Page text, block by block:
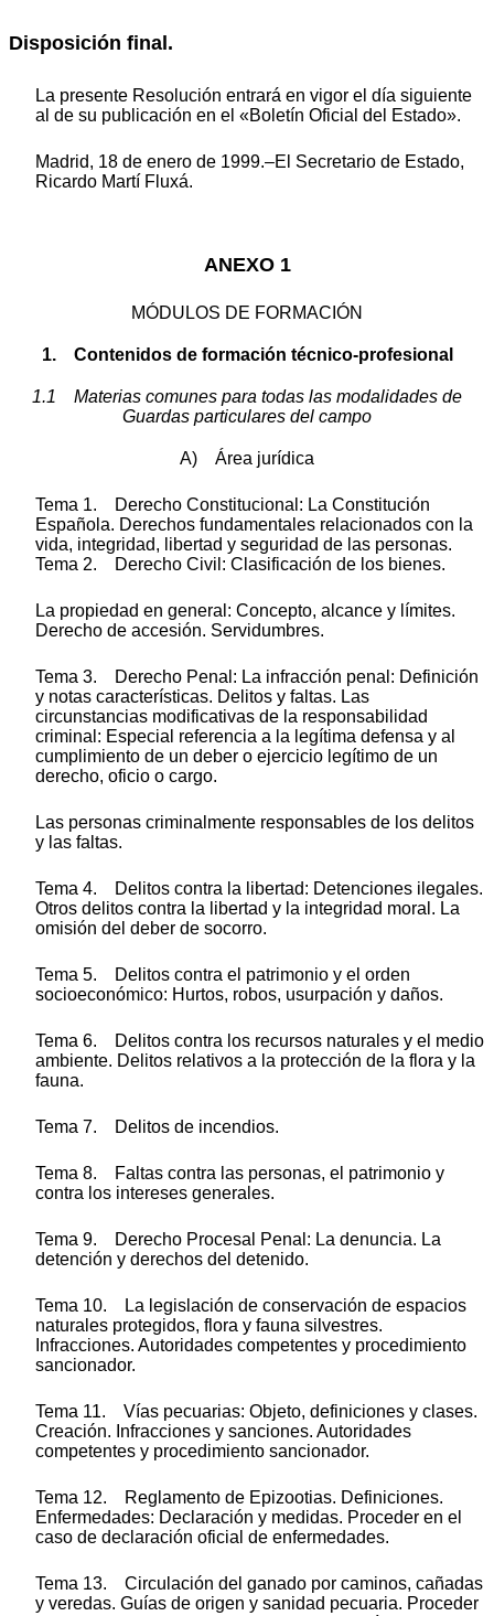
Disposición final.
La presente Resolución entrará en vigor el día siguiente
al de su publicación en el «Boletín Oficial del Estado».
Madrid, 18 de enero de 1999.–El Secretario de Estado,
Ricardo Martí Fluxá.
ANEXO 1
MÓDULOS DE FORMACIÓN
1. Contenidos de formación técnico-profesional
1.1 Materias comunes para todas las modalidades de
Guardas particulares del campo
A) Área jurídica
Tema 1. Derecho Constitucional: La Constitución
Española. Derechos fundamentales relacionados con la
vida, integridad, libertad y seguridad de las personas.
Tema 2. Derecho Civil: Clasificación de los bienes.
La propiedad en general: Concepto, alcance y límites.
Derecho de accesión. Servidumbres.
Tema 3. Derecho Penal: La infracción penal: Definición
y notas características. Delitos y faltas. Las
circunstancias modificativas de la responsabilidad
criminal: Especial referencia a la legítima defensa y al
cumplimiento de un deber o ejercicio legítimo de un
derecho, oficio o cargo.
Las personas criminalmente responsables de los delitos
y las faltas.
Tema 4. Delitos contra la libertad: Detenciones ilegales.
Otros delitos contra la libertad y la integridad moral. La
omisión del deber de socorro.
Tema 5. Delitos contra el patrimonio y el orden
socioeconómico: Hurtos, robos, usurpación y daños.
Tema 6. Delitos contra los recursos naturales y el medio
ambiente. Delitos relativos a la protección de la flora y la
fauna.
Tema 7. Delitos de incendios.
Tema 8. Faltas contra las personas, el patrimonio y
contra los intereses generales.
Tema 9. Derecho Procesal Penal: La denuncia. La
detención y derechos del detenido.
Tema 10. La legislación de conservación de espacios
naturales protegidos, flora y fauna silvestres.
Infracciones. Autoridades competentes y procedimiento
sancionador.
Tema 11. Vías pecuarias: Objeto, definiciones y clases.
Creación. Infracciones y sanciones. Autoridades
competentes y procedimiento sancionador.
Tema 12. Reglamento de Epizootias. Definiciones.
Enfermedades: Declaración y medidas. Proceder en el
caso de declaración oficial de enfermedades.
Tema 13. Circulación del ganado por caminos, cañadas
y veredas. Guías de origen y sanidad pecuaria. Proceder